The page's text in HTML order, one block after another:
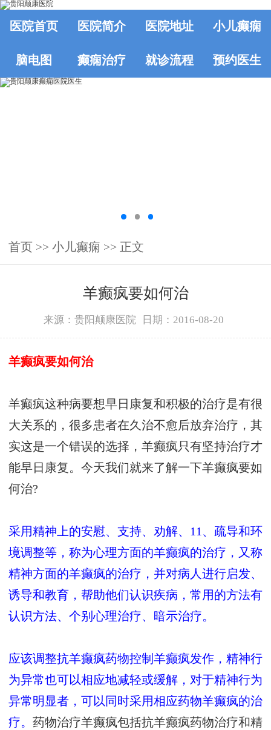
医院首页 医院简介 医院地址 小儿癫痫
脑电图 癫痫治疗 就诊流程 预约医生
首页 >> 小儿癫痫 >> 正文
羊癫疯要如何治
来源：贵阳颠康医院 日期：2016-08-20
羊癫疯要如何治
羊癫疯这种病要想早日康复和积极的治疗是有很
大关系的，很多患者在久治不愈后放弃治疗，其
实这是一个错误的选择，羊癫疯只有坚持治疗才
能早日康复。今天我们就来了解一下羊癫疯要如
何治?
采用精神上的安慰、支持、劝解、11、疏导和环
境调整等，称为心理方面的羊癫疯的治疗，又称
精神方面的羊癫疯的治疗，并对病人进行启发、
诱导和教育，帮助他们认识疾病，常用的方法有
认识方法、个别心理治疗、暗示治疗。
应该调整抗羊癫疯药物控制羊癫疯发作，精神行
为异常也可以相应地减轻或缓解，对于精神行为
异常明显者，可以同时采用相应药物羊癫疯的治
疗。 药物治疗羊癫疯包括抗羊癫疯药物治疗和精